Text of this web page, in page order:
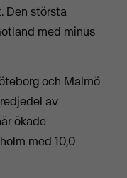
Den största
med minus
och Malmö
av
ökade
med 10,0